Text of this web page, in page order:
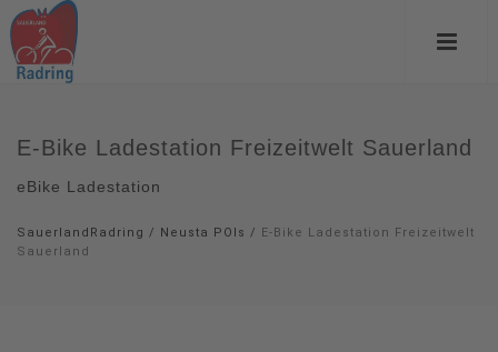
E-Bike Ladestation Freizeitwelt Sauerland
eBike Ladestation
SauerlandRadring / Neusta POIs / E-Bike Ladestation Freizeitwelt
Sauerland